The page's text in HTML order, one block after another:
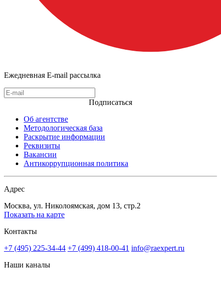
Ежедневная E-mail рассылка
Подписаться
Об агентстве
Методологическая база
Раскрытие информации
Реквизиты
Вакансии
Антикоррупционная политика
Адрес
Москва, ул. Николоямская, дом 13, стр.2
Показать на карте
Контакты
+7 (495) 225-34-44 +7 (499) 418-00-41 info@raexpert.ru
Наши каналы